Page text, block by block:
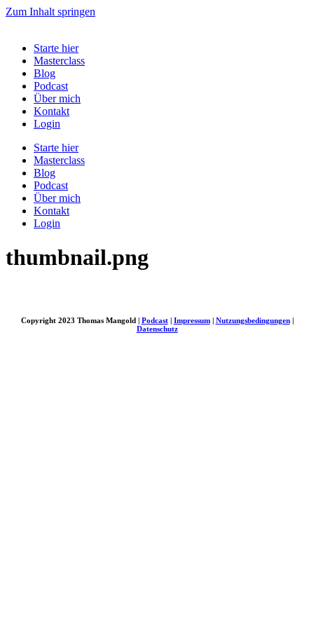
Zum Inhalt springen
Starte hier
Masterclass
Blog
Podcast
Über mich
Kontakt
Login
Starte hier
Masterclass
Blog
Podcast
Über mich
Kontakt
Login
thumbnail.png
Copyright 2023 Thomas Mangold | Podcast| Impressum| Nutzungsbedingungen|
Datenschutz